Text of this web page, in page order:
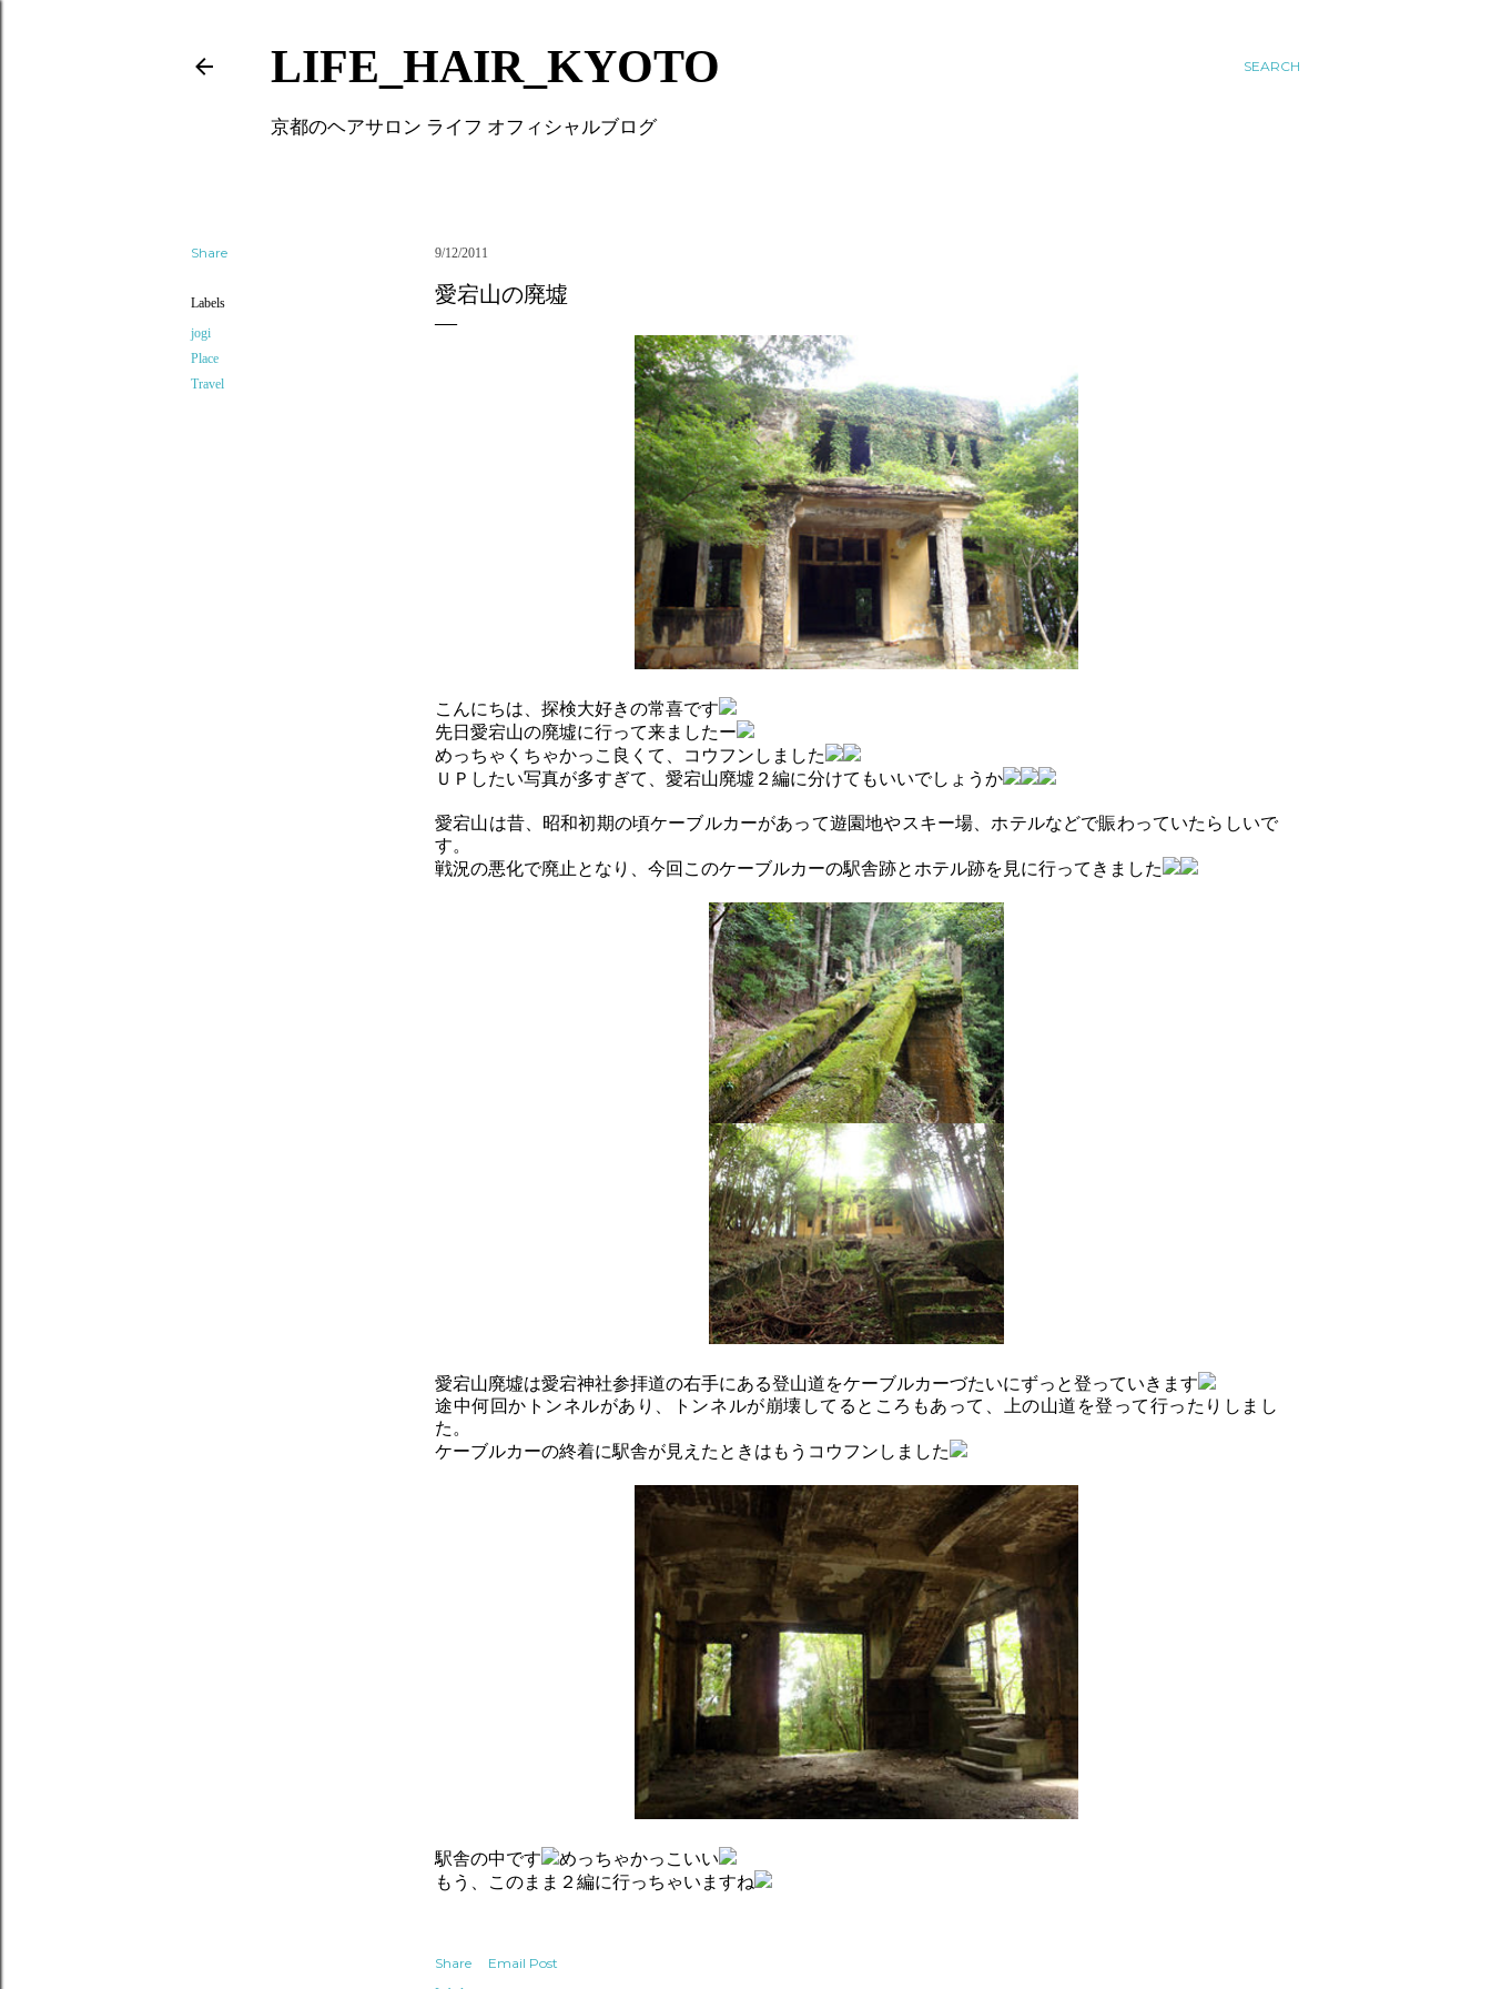
SEARCH
LIFE_HAIR_KYOTO
京都のヘアサロン ライフ オフィシャルブログ
Share
Labels
jogi
Place
Travel
9/12/2011
愛宕山の廃墟
こんにちは、探検大好きの常喜です
先日愛宕山の廃墟に行って来ましたー
めっちゃくちゃかっこ良くて、コウフンしました
ＵＰしたい写真が多すぎて、愛宕山廃墟２編に分けてもいいでしょうか
愛宕山は昔、昭和初期の頃ケーブルカーがあって遊園地やスキー場、ホテルなどで賑わっていたらしいで
す。
戦況の悪化で廃止となり、今回このケーブルカーの駅舎跡とホテル跡を見に行ってきました
愛宕山廃墟は愛宕神社参拝道の右手にある登山道をケーブルカーづたいにずっと登っていきます
途中何回かトンネルがあり、トンネルが崩壊してるところもあって、上の山道を登って行ったりしまし
た。
ケーブルカーの終着に駅舎が見えたときはもうコウフンしました
駅舎の中です
めっちゃかっこいい
もう、このまま２編に行っちゃいますね
Share Email Post